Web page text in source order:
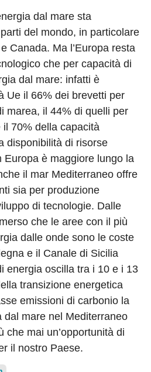
dal mare sta
del mondo, in particolare
Canada. Ma l’Europa resta
che per capacità di
dal mare: infatti è
Ue il 66% dei brevetti per
marea, il 44% di quelli per
il 70% della capacità
disponibilità di risorse
Europa è maggiore lungo la
il mar Mediterraneo offre
sia per produzione
di tecnologie. Dalle
che le aree con il più
dalle onde sono le coste
e il Canale di Sicilia
energia oscilla tra i 10 e i 13
transizione energetica
emissioni di carbonio la
dal mare nel Mediterraneo
che mai un’opportunità di
il nostro Paese.